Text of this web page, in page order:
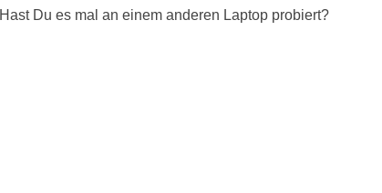
Hast Du es mal an einem anderen Laptop probiert?